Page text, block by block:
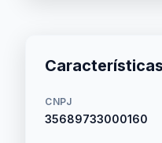
CNPJ
35689733000160